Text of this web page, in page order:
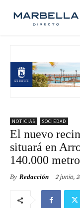
NOTICIAS SOCIEDAD
El nuevo
situará en
140.000
By Redacción 2 junio,